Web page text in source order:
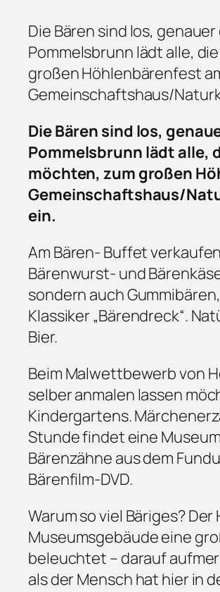
Die Bären sind los,
Pommelsbrunn lädt alle,
großen Höhlenbärenfest
Gemeinschaftshaus/
Die Bären sind los,
Pommelsbrunn lädt alle,
möchten, zum großen
Gemeinschaftshaus/
ein.
Am Bären- Buffet
Bärenwurst- und
sondern auch
Klassiker „Bärendreck“.
Bier.
Beim Malwettbewerb von
selber anmalen lassen
Kindergartens.
Stunde findet eine
Bärenzähne aus dem
Bärenfilm-DVD.
Warum so viel Bäriges?
Museumsgebäude eine
beleuchtet – darauf
als der Mensch hat hier in